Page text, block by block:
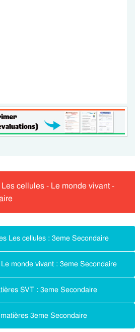
cellules - Le monde vivant -
Les cellules : 3eme Secondaire
monde vivant : 3eme Secondaire
SVT : 3eme Secondaire
3eme Secondaire